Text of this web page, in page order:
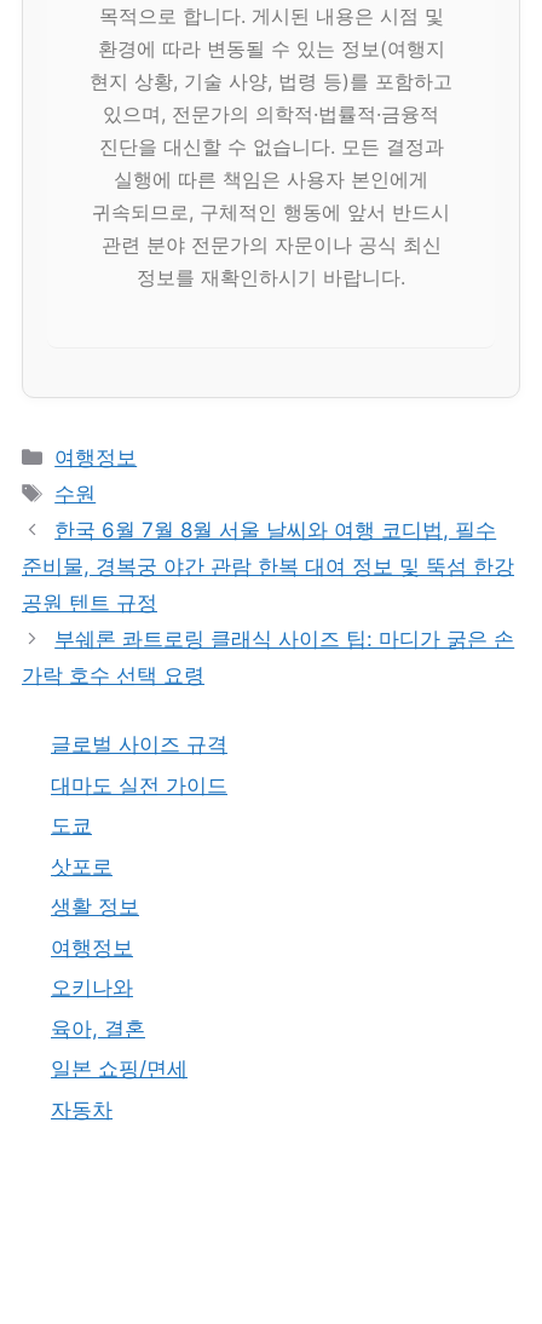
목적으로 합니다. 게시된 내용은 시점 및
환경에 따라 변동될 수 있는 정보(여행지
현지 상황, 기술 사양, 법령 등)를 포함하고
있으며, 전문가의 의학적·법률적·금융적
진단을 대신할 수 없습니다. 모든 결정과
실행에 따른 책임은 사용자 본인에게
귀속되므로, 구체적인 행동에 앞서 반드시
관련 분야 전문가의 자문이나 공식 최신
정보를 재확인하시기 바랍니다.
카
테
리
여행정보
태
그
수원
한국 6월 7월 8월 서울 날씨와 여행 코디법, 필수
준비물, 경복궁 야간 관람 한복 대여 정보 및 뚝섬 한강
공원 텐트 규정
부쉐론 콰트로링 클래식 사이즈 팁: 마디가 굵은 손
가락 호수 선택 요령
글로벌 사이즈 규격
대마도 실전 가이드
도쿄
삿포로
생활 정보
여행정보
오키나와
육아, 결혼
일본 쇼핑/면세
자동차